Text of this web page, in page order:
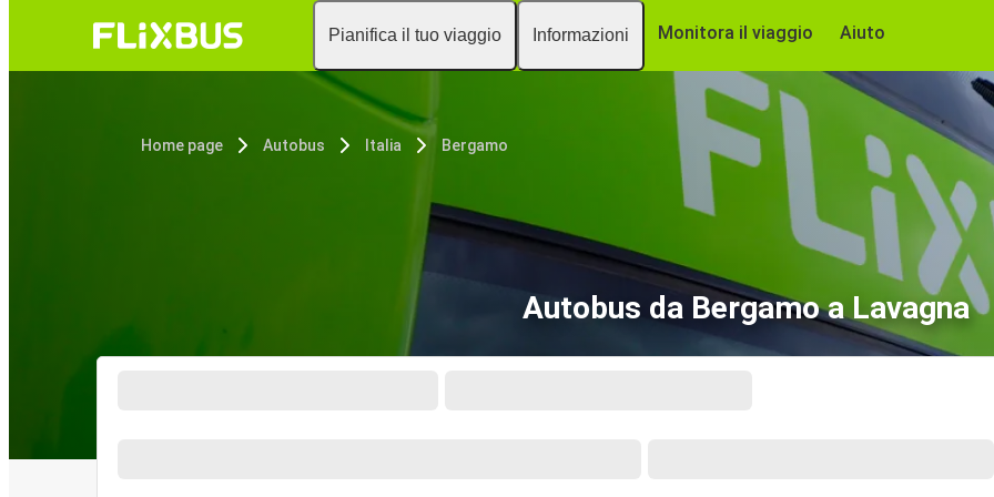
Pianifica il tuo viaggio Informazioni Monitora il viaggio Aiuto
Home page Autobus Italia Bergamo
Autobus da Bergamo a Lavagna